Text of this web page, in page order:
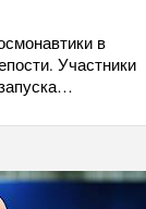
в
Участники